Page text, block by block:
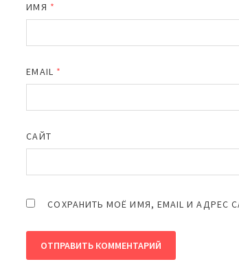
ИМЯ *
EMAIL *
САЙТ
СОХРАНИТЬ МОЁ ИМЯ, EMAIL И